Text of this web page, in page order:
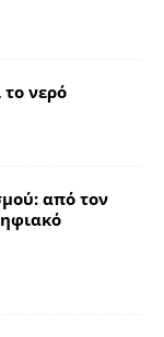
νερό
από τον